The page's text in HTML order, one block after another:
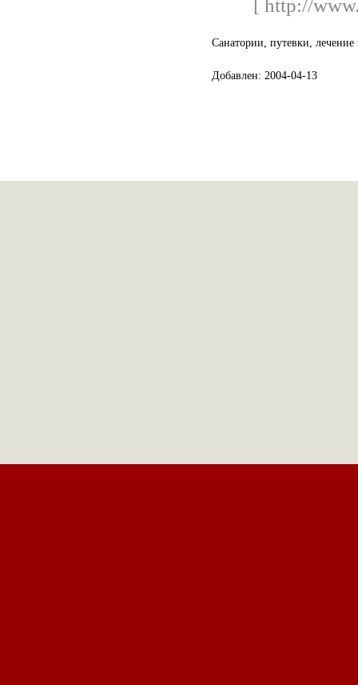
[ http://
Санатории, путевки, лечение
Добавлен: 2004-04-13